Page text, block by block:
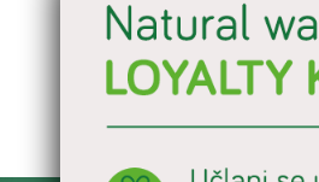
Registrujte se
Već imate nalog?